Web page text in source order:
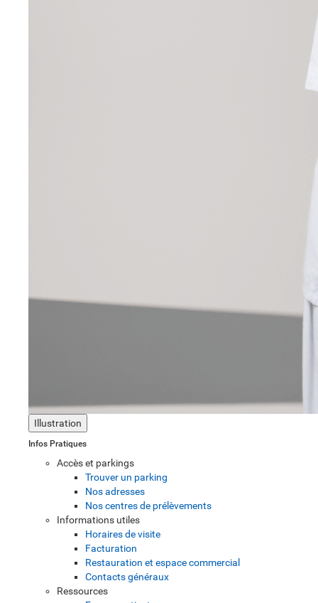
Illustration
Infos Pratiques
Accès et parkings
Trouver un parking
Nos adresses
Nos centres de prélèvements
Informations utiles
Horaires de visite
Facturation
Restauration et espace commercial
Contacts généraux
Ressources